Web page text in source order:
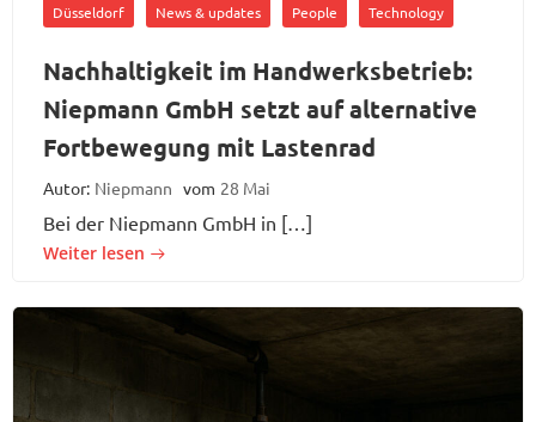
Düsseldorf News & updates People Technology
Nachhaltigkeit im Handwerksbetrieb:
Niepmann GmbH setzt auf alternative
Fortbewegung mit Lastenrad
Autor: Niepmann vom 28 Mai
Bei der Niepmann GmbH in […]
Weiter lesen